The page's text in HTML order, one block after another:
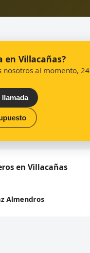
en Villacañas?
nosotros al momento, 24
llamada
en Villacañas
Almendros